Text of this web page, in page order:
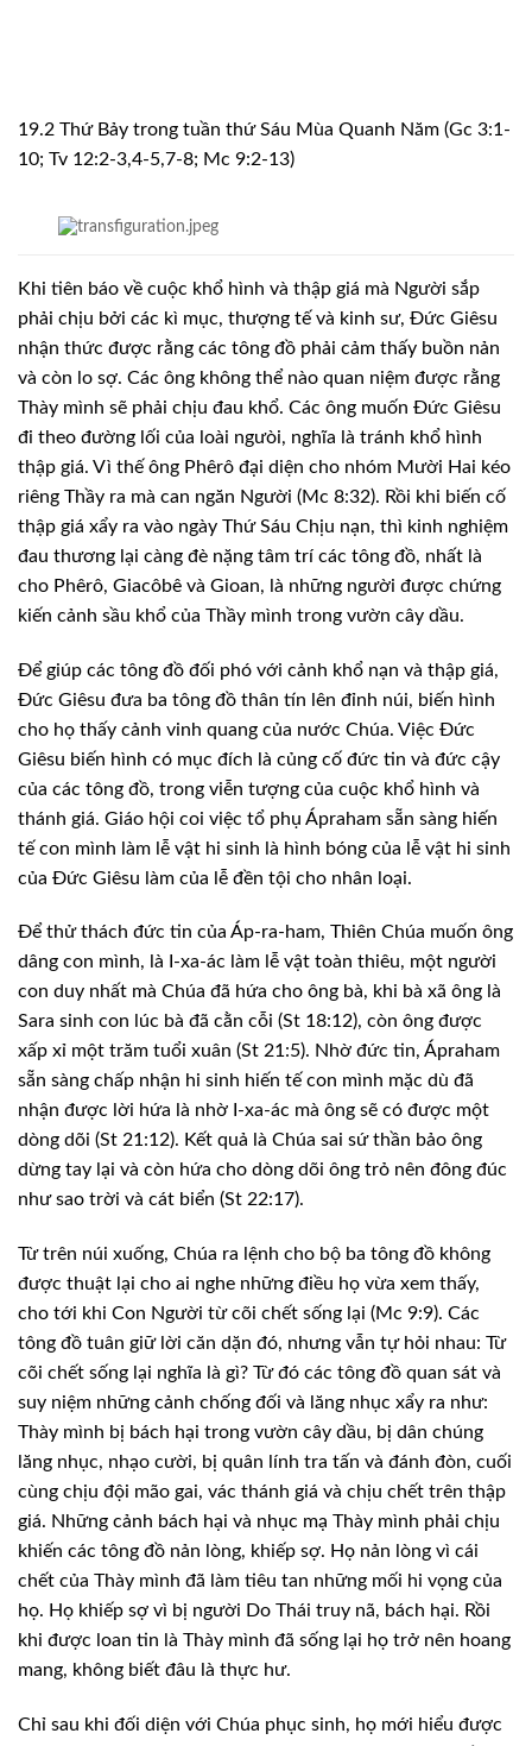
19.2 Thứ Bảy trong tuần thứ Sáu Mùa Quanh Năm (Gc 3:1-
10; Tv 12:2-3,4-5,7-8; Mc 9:2-13)
Khi tiên báo về cuộc khổ hình và thập giá mà Người sắp
phải chịu bởi các kì mục, thượng tế và kinh sư, Ðức Giêsu
nhận thức được rằng các tông đồ phải cảm thấy buồn nản
và còn lo sợ. Các ông không thể nào quan niệm được rằng
Thày mình sẽ phải chịu đau khổ. Các ông muốn Ðức Giêsu
đi theo đường lối của loài ngưòi, nghĩa là tránh khổ hình
thập giá. Vì thế ông Phêrô đại diện cho nhóm Mười Hai kéo
riêng Thầy ra mà can ngăn Người (Mc 8:32). Rồi khi biến cố
thập giá xẩy ra vào ngày Thứ Sáu Chịu nạn, thì kinh nghiệm
đau thương lại càng đè nặng tâm trí các tông đồ, nhất là
cho Phêrô, Giacôbê và Gioan, là những người được chứng
kiến cảnh sầu khổ của Thầy mình trong vườn cây dầu.
Ðể giúp các tông đồ đối phó với cảnh khổ nạn và thập giá,
Ðức Giêsu đưa ba tông đồ thân tín lên đỉnh núi, biến hình
cho họ thấy cảnh vinh quang của nước Chúa. Việc Ðức
Giêsu biến hình có mục đích là củng cố đức tin và đức cậy
của các tông đồ, trong viễn tượng của cuộc khổ hình và
thánh giá. Giáo hội coi việc tổ phụ Ápraham sẵn sàng hiến
tế con mình làm lễ vật hi sinh là hình bóng của lễ vật hi sinh
của Ðức Giêsu làm của lễ đền tội cho nhân loại.
Ðể thử thách đức tin của Áp-ra-ham, Thiên Chúa muốn ông
dâng con mình, là I-xa-ác làm lễ vật toàn thiêu, một người
con duy nhất mà Chúa đã hứa cho ông bà, khi bà xã ông là
Sara sinh con lúc bà đã cằn cỗi (St 18:12), còn ông được
xấp xỉ một trăm tuổi xuân (St 21:5). Nhờ đức tin, Ápraham
sẵn sàng chấp nhận hi sinh hiến tế con mình mặc dù đã
nhận được lời hứa là nhờ I-xa-ác mà ông sẽ có được một
dòng dõi (St 21:12). Kết quả là Chúa sai sứ thần bảo ông
dừng tay lại và còn hứa cho dòng dõi ông trỏ nên đông đúc
như sao trời và cát biển (St 22:17).
Từ trên núi xuống, Chúa ra lệnh cho bộ ba tông đồ không
được thuật lại cho ai nghe những điều họ vừa xem thấy,
cho tới khi Con Người từ cõi chết sống lại (Mc 9:9). Các
tông đồ tuân giữ lời căn dặn đó, nhưng vẫn tự hỏi nhau: Từ
cõi chết sống lại nghĩa là gì? Từ đó các tông đồ quan sát và
suy niệm những cảnh chống đối và lăng nhục xẩy ra như:
Thày mình bị bách hại trong vườn cây dầu, bị dân chúng
lăng nhục, nhạo cười, bị quân lính tra tấn và đánh đòn, cuối
cùng chịu đội mão gai, vác thánh giá và chịu chết trên thập
giá. Những cảnh bách hại và nhục mạ Thày mình phải chịu
khiến các tông đồ nản lòng, khiếp sợ. Họ nản lòng vì cái
chết của Thày mình đã làm tiêu tan những mối hi vọng của
họ. Họ khiếp sợ vì bị người Do Thái truy nã, bách hại. Rồi
khi được loan tin là Thày mình đã sống lại họ trở nên hoang
mang, không biết đâu là thực hư.
Chỉ sau khi đối diện với Chúa phục sinh, họ mới hiểu được